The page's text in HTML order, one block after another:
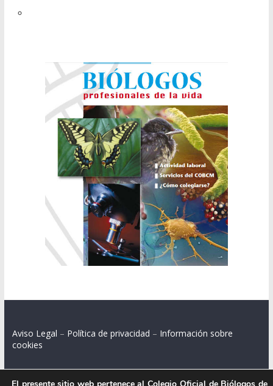
Aviso Legal – Política de privacidad – Información sobre
cookies